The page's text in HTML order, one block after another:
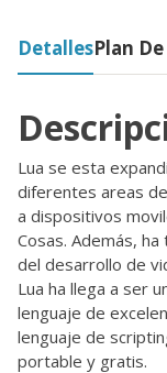
DetallesPlan
Lua se esta
diferentes areas
a dispositivos
Cosas. Además,
del desarrollo de
Lua ha llega a ser
lenguaje de
lenguaje de
portable y gratis.